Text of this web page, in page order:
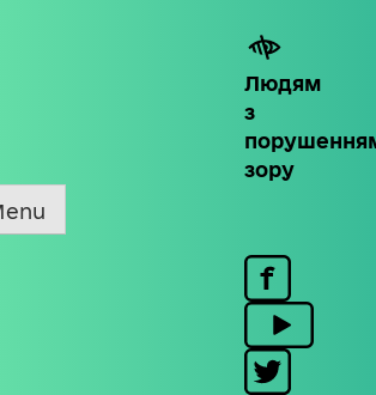
Людям
з
зору